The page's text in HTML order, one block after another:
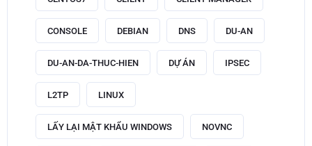
CONSOLE DEBIAN DNS DU-AN
DU-AN-DA-THUC-HIEN DỰ ÁN IPSEC
L2TP LINUX
LẤY LẠI MẬT KHẨU WINDOWS NOVNC